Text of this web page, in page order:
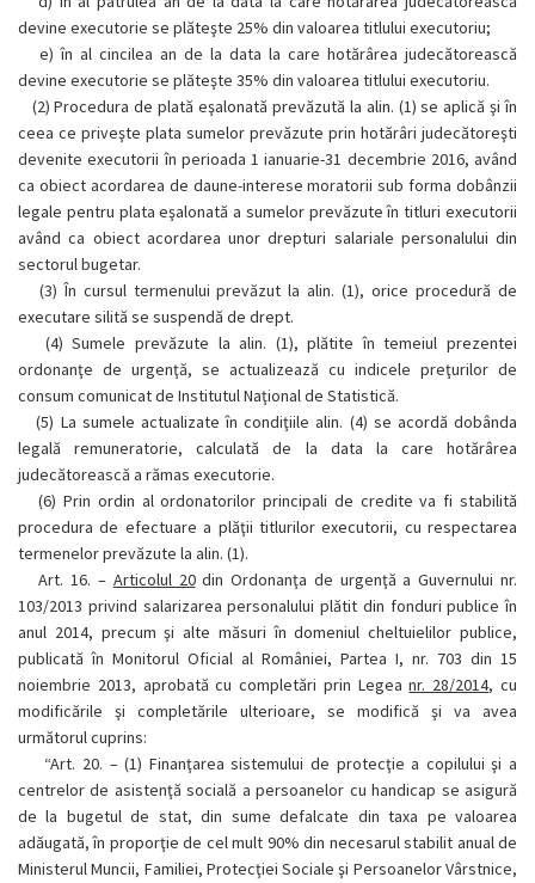
devine executorie se plăteşte 25% din valoarea titlului executoriu;
e) în al cincilea an de la data la care hotărârea judecătorească
devine executorie se plăteşte 35% din valoarea titlului executoriu.
(2) Procedura de plată eşalonată prevăzută la alin. (1) se aplică şi în
ceea ce priveşte plata sumelor prevăzute prin hotărâri judecătoreşti
devenite executorii în perioada 1 ianuarie-31 decembrie 2016, având
ca obiect acordarea de daune-interese moratorii sub forma dobânzii
legale pentru plata eşalonată a sumelor prevăzute în titluri executorii
având ca obiect acordarea unor drepturi salariale personalului din
sectorul bugetar.
(3) În cursul termenului prevăzut la alin. (1), orice procedură de
executare silită se suspendă de drept.
(4) Sumele prevăzute la alin. (1), plătite în temeiul prezentei
ordonanţe de urgenţă, se actualizează cu indicele preţurilor de
consum comunicat de Institutul Naţional de Statistică.
(5) La sumele actualizate în condiţiile alin. (4) se acordă dobânda
legală remuneratorie, calculată de la data la care hotărârea
judecătorească a rămas executorie.
(6) Prin ordin al ordonatorilor principali de credite va fi stabilită
procedura de efectuare a plăţii titlurilor executorii, cu respectarea
termenelor prevăzute la alin. (1).
Art. 16. – Articolul 20din Ordonanţa de urgenţă a Guvernului nr.
103/2013 privind salarizarea personalului plătit din fonduri publice în
anul 2014, precum şi alte măsuri în domeniul cheltuielilor publice,
publicată în Monitorul Oficial al României, Partea I, nr. 703 din 15
noiembrie 2013, aprobată cu completări prin Legeanr. 28/2014, cu
modificările şi completările ulterioare, se modifică şi va avea
următorul cuprins:
“Art. 20. –(1) Finanţarea sistemului de protecţie a copilului şi a
centrelor de asistenţă socială a persoanelor cu handicap se asigură
de la bugetul de stat, din sume defalcate din taxa pe valoarea
adăugată, în proporţie de cel mult 90% din necesarul stabilit anual de
Ministerul Muncii, Familiei, Protecţiei Sociale şi Persoanelor Vârstnice,